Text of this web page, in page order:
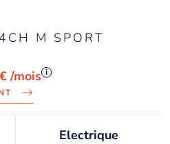
M SPORT
/mois i
Electrique